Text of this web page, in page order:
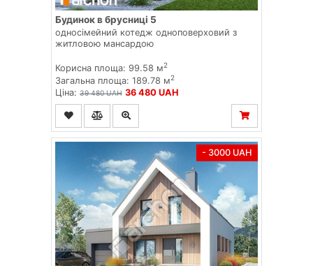
Будинок в брусниці 5
односімейний котедж одноповерховий з
житловою мансардою
Корисна площа: 99.58 м2
Загальна площа: 189.78 м2
Ціна: 39 480 UAH 36 480 UAH
- 3000 UAH